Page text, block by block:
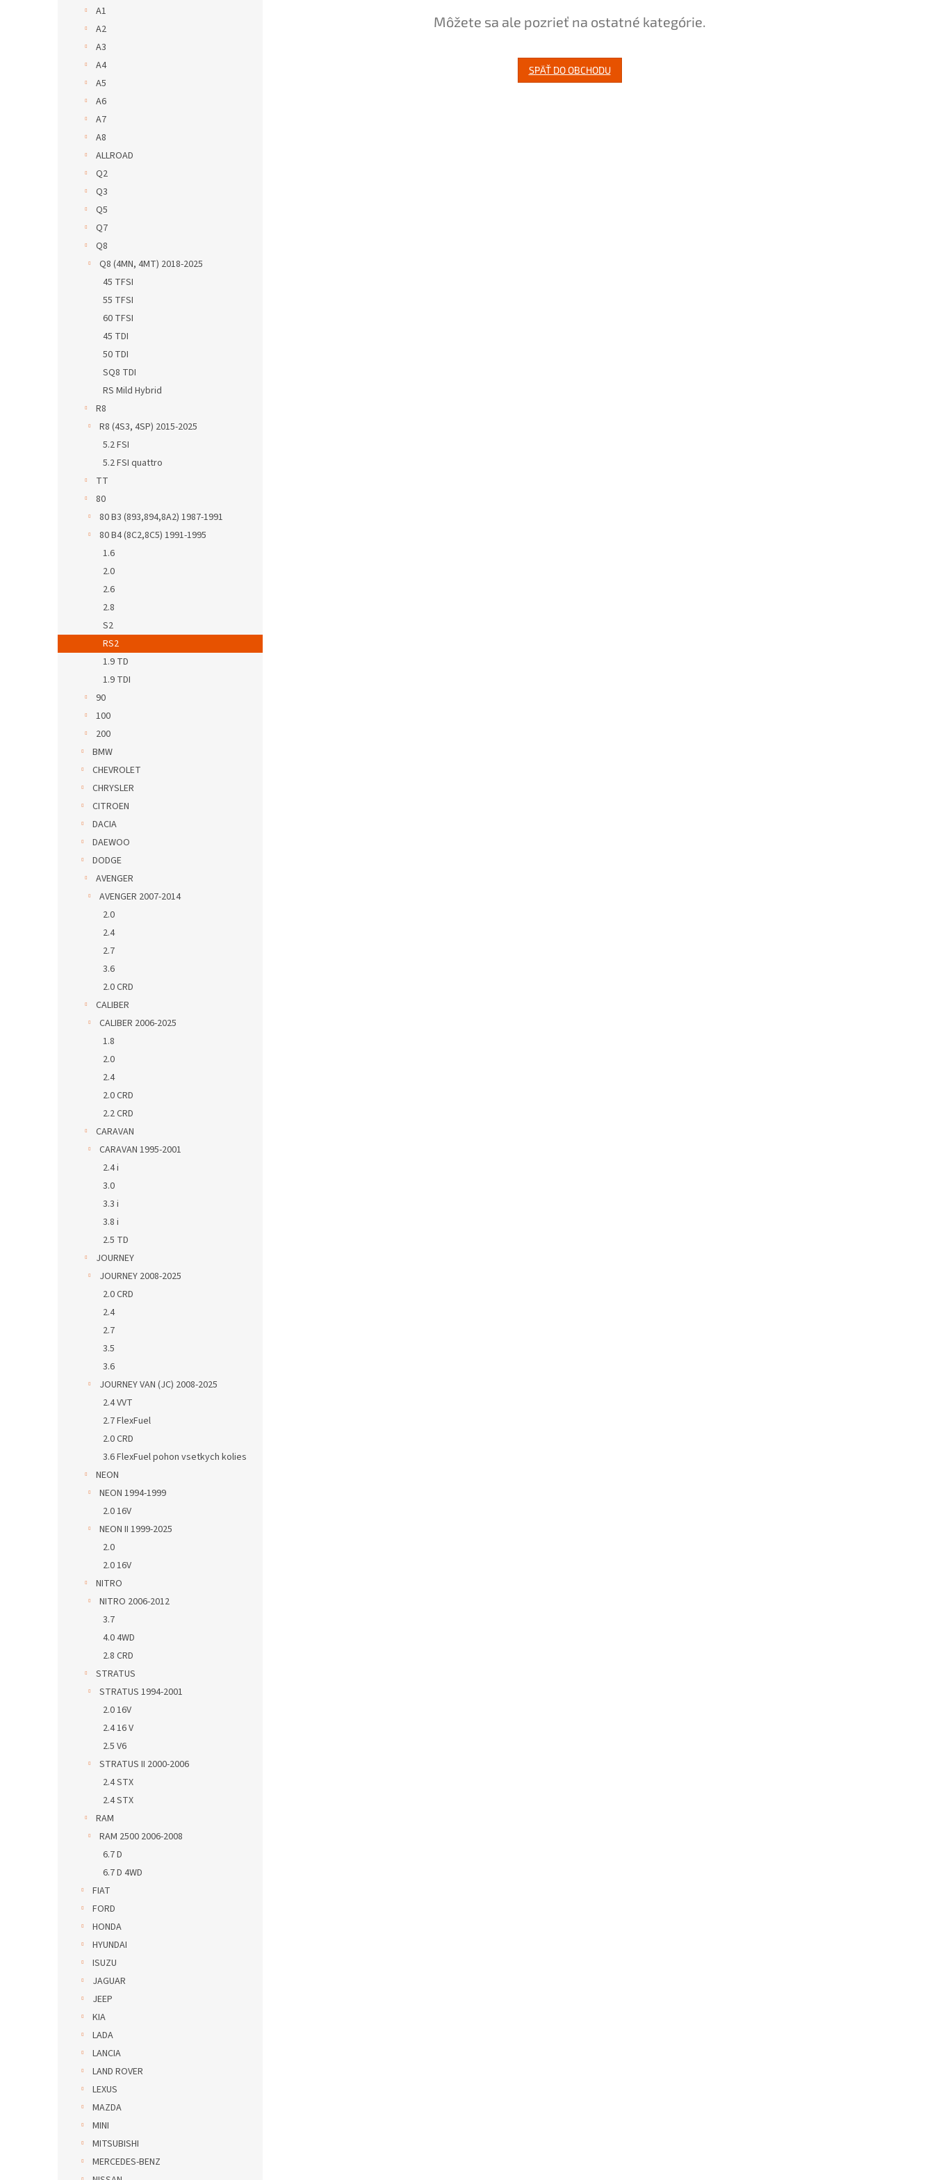
A1
A2
A3
A4
A5
A6
A7
A8
ALLROAD
Q2
Q3
Q5
Q7
Q8
Q8 (4MN, 4MT) 2018-2025
45 TFSI
55 TFSI
60 TFSI
45 TDI
50 TDI
SQ8 TDI
RS Mild Hybrid
R8
R8 (4S3, 4SP) 2015-2025
5.2 FSI
5.2 FSI quattro
TT
80
80 B3 (893,894,8A2) 1987-1991
80 B4 (8C2,8C5) 1991-1995
1.6
2.0
2.6
2.8
S2
RS2
1.9 TD
1.9 TDI
90
100
200
BMW
CHEVROLET
CHRYSLER
CITROEN
DACIA
DAEWOO
DODGE
AVENGER
AVENGER 2007-2014
2.0
2.4
2.7
3.6
2.0 CRD
CALIBER
CALIBER 2006-2025
1.8
2.0
2.4
2.0 CRD
2.2 CRD
CARAVAN
CARAVAN 1995-2001
2.4 i
3.0
3.3 i
3.8 i
2.5 TD
JOURNEY
JOURNEY 2008-2025
2.0 CRD
2.4
2.7
3.5
3.6
JOURNEY VAN (JC) 2008-2025
2.4 VVT
2.7 FlexFuel
2.0 CRD
3.6 FlexFuel pohon vsetkych kolies
NEON
NEON 1994-1999
2.0 16V
NEON II 1999-2025
2.0
2.0 16V
NITRO
NITRO 2006-2012
3.7
4.0 4WD
2.8 CRD
STRATUS
STRATUS 1994-2001
2.0 16V
2.4 16 V
2.5 V6
STRATUS II 2000-2006
2.4 STX
2.4 STX
RAM
RAM 2500 2006-2008
6.7 D
6.7 D 4WD
FIAT
FORD
HONDA
HYUNDAI
ISUZU
JAGUAR
JEEP
KIA
LADA
LANCIA
LAND ROVER
LEXUS
MAZDA
MINI
MITSUBISHI
MERCEDES-BENZ
Môžete sa ale pozrieť na ostatné kategórie.
SPÄŤ DO OBCHODU